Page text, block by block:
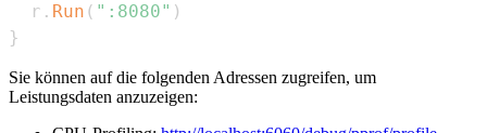
  r
. Run ( ":8080" )
}
Sie können auf die folgenden Adressen zugreifen, um
Leistungsdaten anzuzeigen: